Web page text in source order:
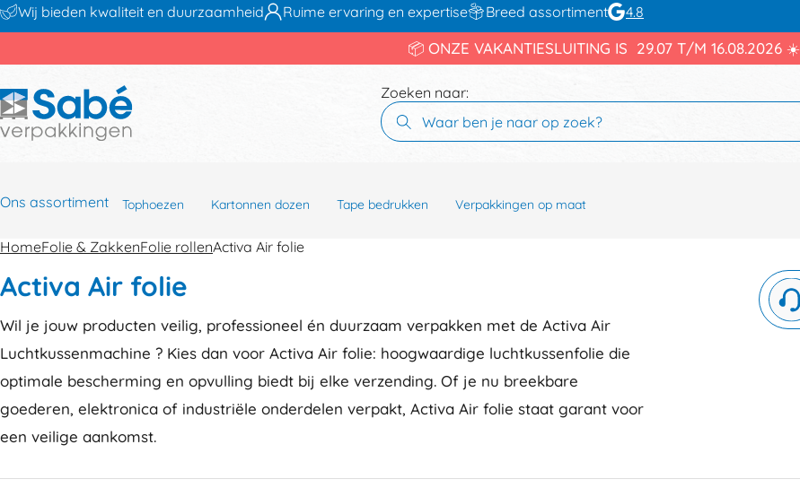
Wij bieden kwaliteit en duurzaamheid Ruime ervaring en expertise Breed assortiment 4.8
📦 ONZE VAKANTIESLUITING IS 29.07 T/M 16.08.2026 ☀️
Zoeken naar:
Ons assortiment Tophoezen Kartonnen dozen Tape bedrukken Verpakkingen op maat
HomeFolie & ZakkenFolie rollenActiva Air folie
Activa Air folie
Wil je jouw producten veilig, professioneel én duurzaam verpakken met de Activa Air
Luchtkussenmachine ? Kies dan voor Activa Air folie: hoogwaardige luchtkussenfolie die
optimale bescherming en opvulling biedt bij elke verzending. Of je nu breekbare
goederen, elektronica of industriële onderdelen verpakt, Activa Air folie staat garant voor
een veilige aankomst.